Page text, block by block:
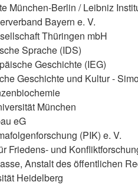
München-Berlin / Leibniz
Bayern e. V.
Thüringen mbH
Sprache (IDS)
Geschichte (IEG)
Geschichte und Kultur -
München
eG
(PIK) e. V.
Friedens- und
Anstalt des öffentlichen
Heidelberg